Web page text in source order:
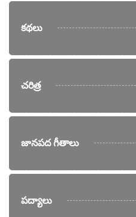
కథలు
చరిత్ర
జానపద గీతాలు
పద్యాలు